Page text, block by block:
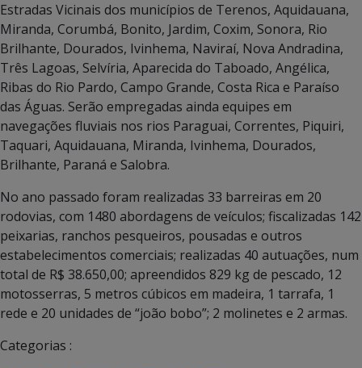
Estradas Vicinais dos municípios de Terenos, Aquidauana,
Miranda, Corumbá, Bonito, Jardim, Coxim, Sonora, Rio
Brilhante, Dourados, Ivinhema, Naviraí, Nova Andradina,
Três Lagoas, Selvíria, Aparecida do Taboado, Angélica,
Ribas do Rio Pardo, Campo Grande, Costa Rica e Paraíso
das Águas. Serão empregadas ainda equipes em
navegações fluviais nos rios Paraguai, Correntes, Piquiri,
Taquari, Aquidauana, Miranda, Ivinhema, Dourados,
Brilhante, Paraná e Salobra.
No ano passado foram realizadas 33 barreiras em 20
rodovias, com 1480 abordagens de veículos; fiscalizadas 142
peixarias, ranchos pesqueiros, pousadas e outros
estabelecimentos comerciais; realizadas 40 autuações, num
total de R$ 38.650,00; apreendidos 829 kg de pescado, 12
motosserras, 5 metros cúbicos em madeira, 1 tarrafa, 1
rede e 20 unidades de “joão bobo”; 2 molinetes e 2 armas.
Categorias :